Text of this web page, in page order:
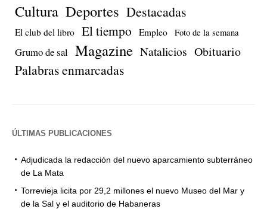
Cultura Deportes Destacadas
El club del libro El tiempo Empleo Foto de la semana
Grumo de sal Magazine Natalicios Obituario
Palabras enmarcadas
ÚLTIMAS PUBLICACIONES
Adjudicada la redacción del nuevo aparcamiento subterráneo
de La Mata
Torrevieja licita por 29,2 millones el nuevo Museo del Mar y
de la Sal y el auditorio de Habaneras